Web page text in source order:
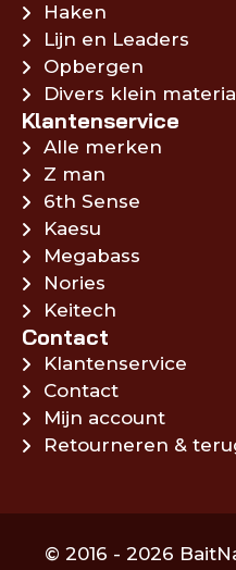
Haken
Lijn en Leaders
Opbergen
Divers klein
Klantenservice
Alle merken
Z man
6th Sense
Kaesu
Megabass
Nories
Keitech
Contact
Klantenservice
Contact
Mijn account
Retourneren &
© 2016 - 2026